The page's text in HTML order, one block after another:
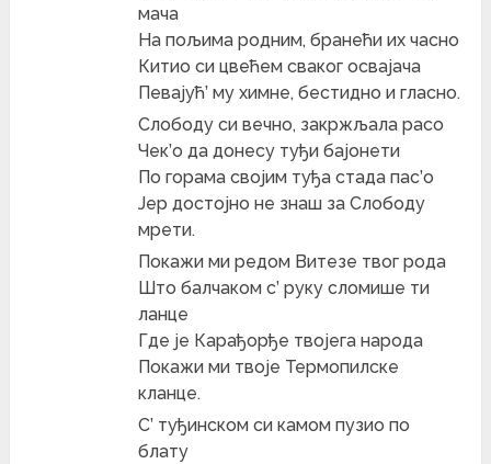
мача
На пољима родним, бранећи их часно
Китио си цвећем сваког освајача
Певајућ’ му химне, бестидно и гласно.
Слободу си вечно, закржљала расо
Чек’о да донесу туђи бајонети
По горама својим туђа стада пас’о
Јер достојно не знаш за Слободу
мрети.
Покажи ми редом Витезе твог рода
Што балчаком с’ руку сломише ти
ланце
Где је Карађорђе твојега народа
Покажи ми твоје Термопилске
кланце.
С’ туђинском си камом пузио по
блату